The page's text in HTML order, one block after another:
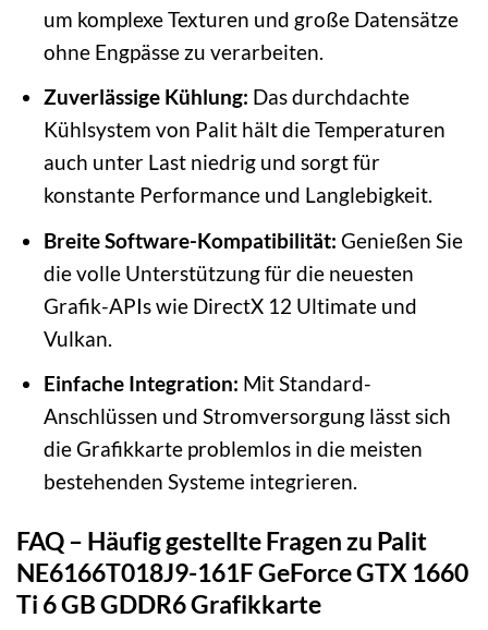
um komplexe Texturen und große Datensätze
ohne Engpässe zu verarbeiten.
Zuverlässige Kühlung: Das durchdachte
Kühlsystem von Palit hält die Temperaturen
auch unter Last niedrig und sorgt für
konstante Performance und Langlebigkeit.
Breite Software-Kompatibilität: Genießen Sie
die volle Unterstützung für die neuesten
Grafik-APIs wie DirectX 12 Ultimate und
Vulkan.
Einfache Integration: Mit Standard-
Anschlüssen und Stromversorgung lässt sich
die Grafikkarte problemlos in die meisten
bestehenden Systeme integrieren.
FAQ – Häufig gestellte Fragen zu Palit
NE6166T018J9-161F GeForce GTX 1660
Ti 6 GB GDDR6 Grafikkarte